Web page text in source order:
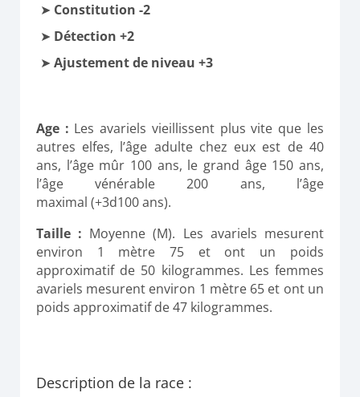
Constitution -2
Détection +2
Ajustement de niveau +3
Age : Lesavariels vieillissent plus vite que les
autres elfes, l’âge adulte chez eux est de 40
ans, l’âge mûr 100 ans, le grand âge 150 ans,
l’âge vénérable 200 ans, l’âge
maximal (+3d100ans).
Taille : Moyenne(M). Les avariels mesurent
environ 1 mètre 75 et ont un poids
approximatif de 50 kilogrammes. Les femmes
avariels mesurent environ 1 mètre 65 et ont un
poids approximatif de 47 kilogrammes.
Description de la race :